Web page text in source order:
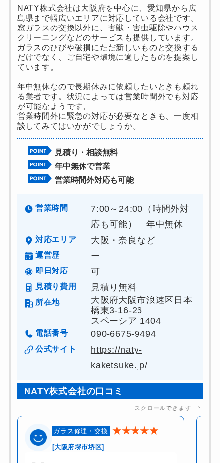
NATY株式会社は大阪府を中心に、愛知県から広
島県まで幅広いエリアに対応している会社です。
窓ガラスの交換以外に、害獣・害虫駆除やハウス
クリーニングなどのサービスも提供しています。
ガラスのひびや破損にただ新しいものと交換する
だけでなく、ご自宅や環境に適したものを提案し
ています。
年中無休なので長期休みに依頼したいときも頼れ
る業者です。状況によっては営業時間外でも対応
が可能なようです。
営業時間外に緊急の対応が必要なときも、一度相
談してみてはいかがでしょうか。
見積り・相談無料
年中無休で営業
営業時間外対応も可能
営業時間
7:00～24:00（時間外対
応も可能） 年中無休
対応エリア 大阪・奈良など
運営歴 ー
即日対応 可
見積り費用 見積り無料
所在地
大阪府大阪市浪速区日本
橋東3-16-26
スペーシア 1404
電話番号 090-6675-9494
公式サイト
https://naty-
kaketsuke.jp/
NATY株式会社の口コミ
スクロールできます
ガラス修理・交換 ★★★★★
[大阪府堺市堺区]